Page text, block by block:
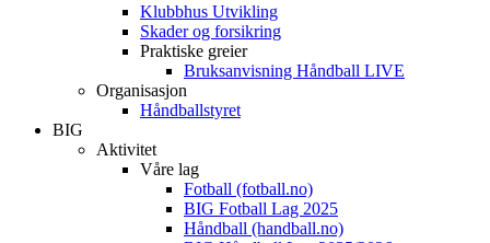
Klubbhus Utvikling
Skader og forsikring
Praktiske greier
Bruksanvisning Håndball LIVE
Organisasjon
Håndballstyret
BIG
Aktivitet
Våre lag
Fotball (fotball.no)
BIG Fotball Lag 2025
Håndball (handball.no)